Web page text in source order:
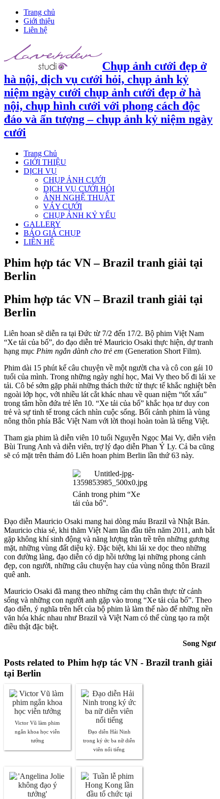
Trang chủ
Giới thiệu
Liên hệ
Chụp ảnh cưới đẹp ở
hà nội, dịch vụ cưới hỏi, chụp ảnh kỷ
niệm ngày cưới chụp ảnh cưới đẹp ở hà
nội, chụp hình cưới với phong cách độc
đáo và ấn tượng – chụp ảnh kỷ niệm ngày
cưới
Trang Chủ
GIỚI THIỆU
DỊCH VỤ
CHỤP ẢNH CƯỚI
DỊCH VỤ CƯỚI HỎI
ẢNH NGHỆ THUẬT
VÁY CƯỚI
CHỤP ẢNH KỶ YẾU
GALLERY
BÁO GIÁ CHỤP
LIÊN HỆ
Phim hợp tác VN – Brazil tranh giải tại
Berlin
Phim hợp tác VN – Brazil tranh giải tại
Berlin
Liên hoan sẽ diễn ra tại Đức từ 7/2 đến 17/2. Bộ phim Việt Nam
“Xe tải của bố”, do đạo diễn trẻ Mauricio Osaki thực hiện, dự tranh
hạng mục Phim ngắn dành cho trẻ em (Generation Short Film).
Phim dài 15 phút kể câu chuyện về một người cha và cô con gái 10
tuổi của mình. Trong những ngày nghỉ học, Mai Vy theo bố đi lái xe
tải. Cô bé sớm gặp phải những thách thức từ thực tế khắc nghiệt bên
ngoài lớp học, với nhiều lát cắt khác nhau về quan niệm “tốt xấu”
trong tâm hồn đứa trẻ lên 10. “Xe tải của bố” khắc họa tư duy con
trẻ và sự tinh tế trong cách nhìn cuộc sống. Bối cảnh phim là vùng
nông thôn phía Bắc Việt Nam với lời thoại hoàn toàn là tiếng Việt.
Tham gia phim là diễn viên 10 tuổi Nguyễn Ngọc Mai Vy, diễn viên
Bùi Trung Anh và diễn viên, trợ lý đạo diễn Phan Ý Ly. Cả ba cũng
sẽ có mặt trên thảm đỏ Liên hoan phim Berlin lần thứ 63 này.
Cảnh trong phim “Xe
tải của bố”.
Đạo diễn Mauricio Osaki mang hai dòng máu Brazil và Nhật Bản.
Mauricio chia sẻ, khi thăm Việt Nam lần đầu tiên năm 2011, anh bắt
gặp không khí sinh động và năng lượng tràn trề trên những gương
mặt, những vùng đất diệu kỳ. Đặc biệt, khi lái xe dọc theo những
con đường làng, đạo diễn có dịp hồi tưởng lại những phong cảnh
đẹp, con người, những câu chuyện hay của vùng nông thôn Brazil
quê anh.
Mauricio Osaki đã mang theo những cảm thụ chân thực từ cảnh
sống và những con người anh gặp vào trong “Xe tải của bố”. Theo
đạo diễn, ý nghĩa trên hết của bộ phim là làm thế nào để những nền
văn hóa khác nhau như Brazil và Việt Nam có thể cùng tạo ra một
điều thật đặc biệt.
Song Ngư
Posts related to Phim hợp tác VN - Brazil tranh giải
tại Berlin
Victor Vũ làm phim
ngắn khoa học viễn
tưởng
Đạo diễn Hải Ninh
trong ký ức ba nữ diễn
viên nổi tiếng